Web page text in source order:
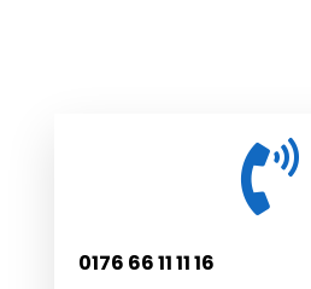

0176 66 11 11 16